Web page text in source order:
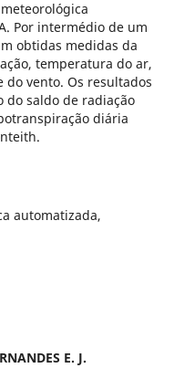
Por intermédio de um
obtidas medidas da
temperatura do ar,
vento. Os resultados
do saldo de radiação
diária
automatizada,
E. J.